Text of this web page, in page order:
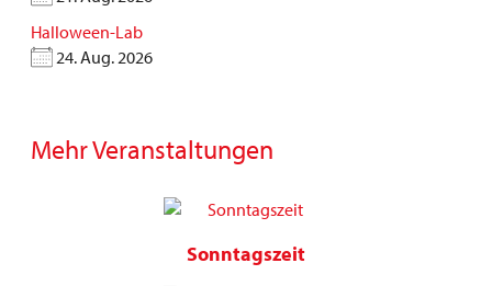
Halloween-Lab
24. Aug. 2026
Mehr Veranstaltungen
Sonntagszeit